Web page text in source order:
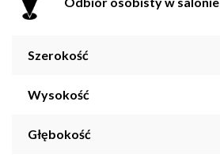
Szerokość
Wysokość
Głębokość